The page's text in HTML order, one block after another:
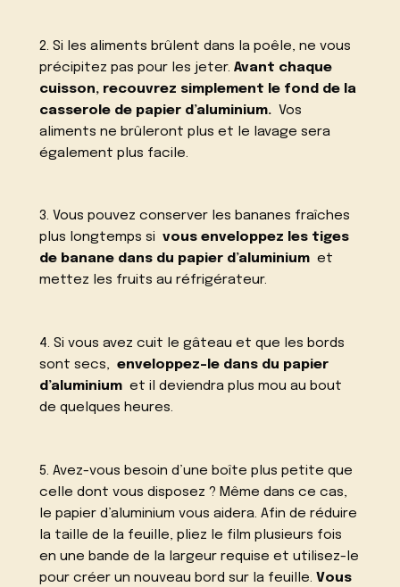
2. Si les aliments brûlent dans la poêle, ne vous
précipitez pas pour les jeter.Avant chaque
cuisson, recouvrez simplement le fond de la
casserole de papier d’aluminium. Vos
aliments ne brûleront plus et le lavage sera
également plus facile.
3. Vous pouvez conserver les bananes fraîches
plus longtemps sivous enveloppez les tiges
de banane dans du papier d’aluminium et
mettez les fruits au réfrigérateur.
4. Si vous avez cuit le gâteau et que les bords
sont secs, enveloppez-le dans du papier
d’aluminium et il deviendra plus mou au bout
de quelques heures.
5. Avez-vous besoin d’une boîte plus petite que
celle dont vous disposez ? Même dans ce cas,
le papier d’aluminium vous aidera. Afin de réduire
la taille de la feuille, pliez le film plusieurs fois
en une bande de la largeur requise et utilisez-le
pour créer un nouveau bord sur la feuille.Vous